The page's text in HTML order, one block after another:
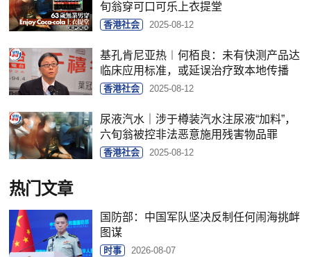
旬翁穿可口可乐上衣提堂
香港社会 2025-08-12
基孔肯尼亚热︱何栢良：未有快测产品达
临床应用标准，或延误治疗致本地传播
香港社会 2025-08-12
尿液汽水｜涉于樽装汽水注尿液“加料”，
六旬翁被控非法恶意施用残害物品罪
香港社会 2025-08-12
热门文章
国防部：中国军队坚决反制任何闹海挑衅
图谋
时事 2026-08-07